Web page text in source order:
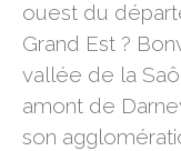
ouest du
Grand Est ?
vallée de la
amont de
son